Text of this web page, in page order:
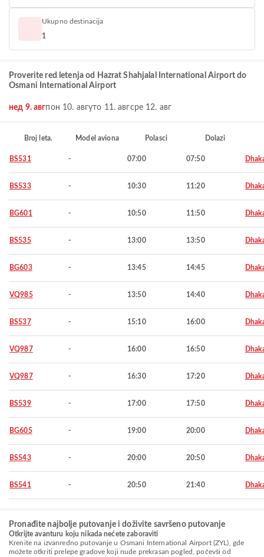
Ukupno destinacija
1
Proverite red letenja od Hazrat Shahjalal International Airport do
Osmani International Airport
нед 9. авгпон 10. авгуто 11. авгсре 12. авг
Broj leta. Model aviona Polasci Dolazi
BS531 - 07:00 07:50
BS533 - 10:30 11:20
BG601 - 10:50 11:50
BS535 - 13:00 13:50
BG603 - 13:45 14:45
VQ985 - 13:50 14:40
BS537 - 15:10 16:00
VQ987 - 16:00 16:50
VQ987 - 16:30 17:20
BS539 - 17:00 17:50
BG605 - 19:00 20:00
BS543 - 20:00 20:50
BS541 - 20:50 21:40
Pronađite najbolje putovanje i doživite savršeno putovanje
Otkrijte avanturu koju nikada nećete zaboraviti
Krenite na izvanredno putovanje u Osmani International Airport (ZYL), gde
možete otkriti prelepe gradove koji nude prekrasan pogled, počevši od